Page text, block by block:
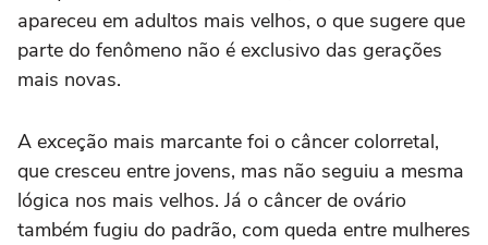
apareceu em adultos mais velhos, o que sugere que
parte do fenômeno não é exclusivo das gerações
mais novas.
A exceção mais marcante foi o câncer colorretal,
que cresceu entre jovens, mas não seguiu a mesma
lógica nos mais velhos. Já o câncer de ovário
também fugiu do padrão, com queda entre mulheres